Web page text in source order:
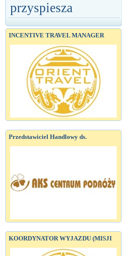
przyspiesza
INCENTIVE TRAVEL MANAGER
Przedstawiciel Handlowy ds.
KOORDYNATOR WYJAZDU (MISJI